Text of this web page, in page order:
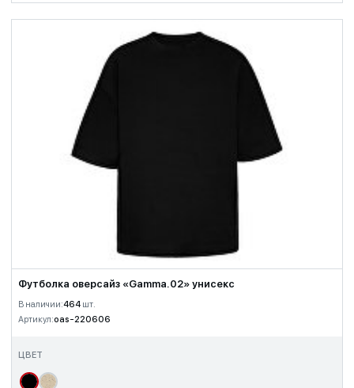
Футболка оверсайз «Gamma.02» унисекс
В наличии:464 шт.
Артикул:oas-220606
ЦВЕТ